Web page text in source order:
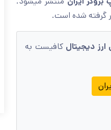
گرفته شده است.
کافیست به